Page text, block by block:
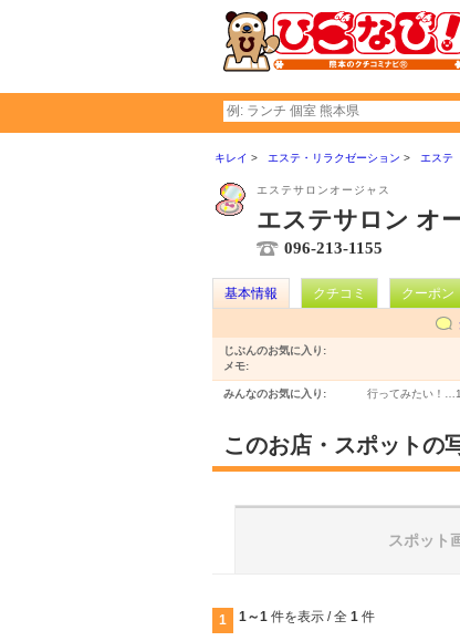
キレイ エステ・リラクゼーション エステ
エステサロンオージャス
エステサロン オ
096-213-1155
基本情報 クチコミ クーポン
じぶんのお気に入り:
メモ:
みんなのお気に入り: 行ってみたい！…
このお店・スポットの
スポット
1 1～1 件を表示 / 全 1 件